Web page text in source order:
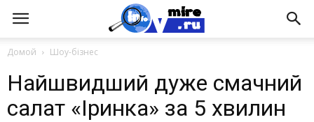
Домой Шоу-бізнес
Найшвидший дуже смачний
салат «Іринка» за 5 хвилин